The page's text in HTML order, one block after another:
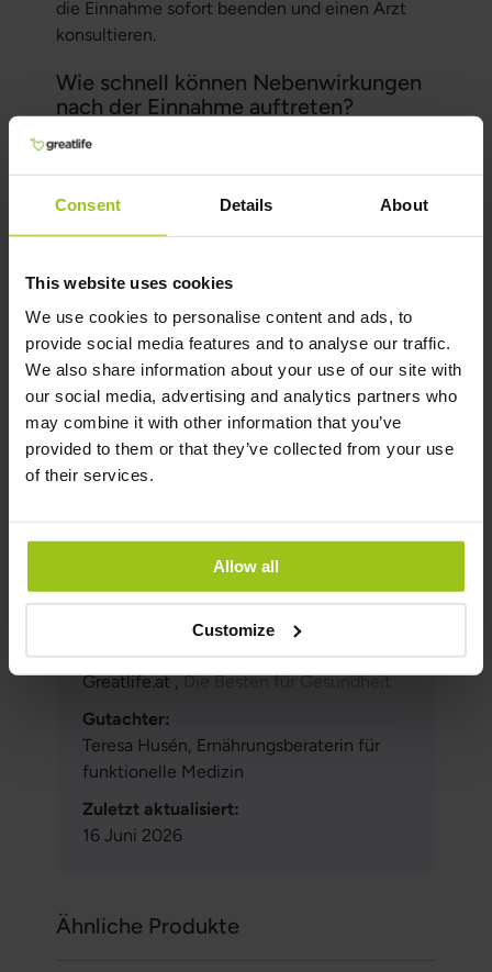
Consent Details About
This website uses cookies
We use cookies to personalise content and ads, to
provide social media features and to analyse our traffic.
We also share information about your use of our site with
our social media, advertising and analytics partners who
may combine it with other information that you’ve
provided to them or that they’ve collected from your use
of their services.
Allow all
Customize
die Einnahme sofort beenden und einen Arzt
konsultieren.
Wie schnell können Nebenwirkungen
nach der Einnahme auftreten?
Nebenwirkungen können innerhalb weniger
Durchfall. Bei Beschwerden sollten Sie die Dosis
anpassen oder zu einer anderen Magnesiumform
kein Magnesiumoxid, da diese Form weichen
Stuhl verursacht.
Ist es sicher, täglich
Magnesiumpräparate einzunehmen?
Für die meisten Menschen ist es völlig sicher,
Magnesiumpräparate täglich innerhalb der
empfohlenen Dosierungen einzunehmen. Wenn
Autor und Gutachter
Autor:
Greatlife.at ,Die Besten für Gesundheit
Gutachter:
Teresa Husén, Ernährungsberaterin für
funktionelle Medizin
Zuletzt aktualisiert:
16 Juni 2026
Ähnliche Produkte